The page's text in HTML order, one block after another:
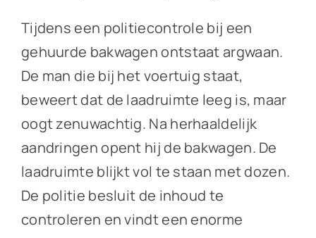
Tijdens een politiecontrole bij een
gehuurde bakwagen ontstaat argwaan.
De man die bij het voertuig staat,
beweert dat de laadruimte leeg is, maar
oogt zenuwachtig. Na herhaaldelijk
aandringen opent hij de bakwagen. De
laadruimte blijkt vol te staan met dozen.
De politie besluit de inhoud te
controleren en vindt een enorme